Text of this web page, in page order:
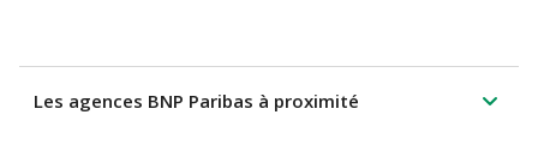
Les agences BNP Paribas à proximité